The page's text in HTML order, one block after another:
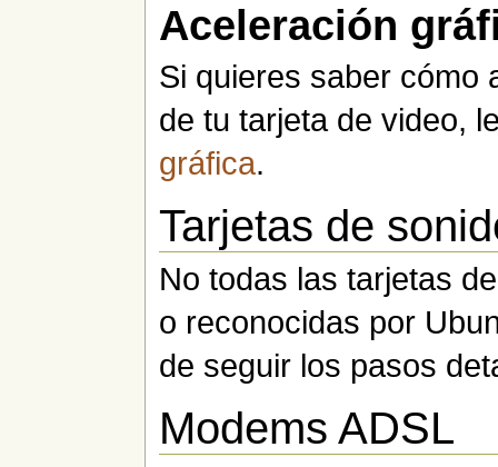
Aceleración
Si quieres saber cómo
de tu tarjeta de video,
gráfica.
Tarjetas de
No todas las tarjetas
o reconocidas por
de seguir los pasos
Modems ADSL